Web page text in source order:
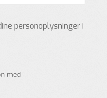
personoplysninger i
med